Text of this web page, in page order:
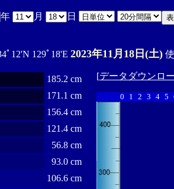
年 月 日
ﾟ12'N 129ﾟ18'E 2023年11月18日(土)
185.2 cm
171.1 cm
156.4 cm
121.4 cm
56.8 cm
93.0 cm
106.6 cm
[データダウンロ
0 1 2 3 4 5